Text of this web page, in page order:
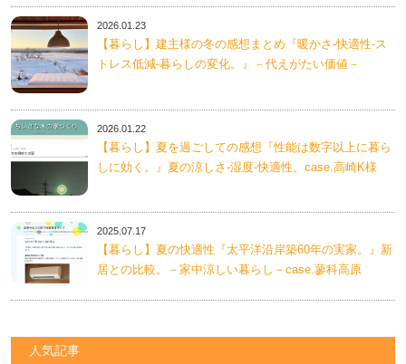
2026.01.23
【暮らし】建主様の冬の感想まとめ『暖かさ-快適性-ス
トレス低減-暮らしの変化。』－代えがたい価値－
2026.01.22
【暮らし】夏を過ごしての感想『性能は数字以上に暮ら
しに効く。』夏の涼しさ-湿度-快適性。case.高崎K様
2025.07.17
【暮らし】夏の快適性『太平洋沿岸築60年の実家。』新
居との比較。－家中涼しい暮らし－case.蓼科高原
人気記事